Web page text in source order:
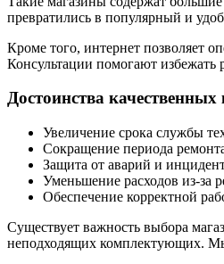
превратились в популярный и
Кроме того, интернет позволяет
Консультации помогают
Достоинства
Увеличение срока службы
Сокращение периода
Защита от аварий и
Уменьшение расходов из-за
Обеспечение корректной
Существует важность выбора
неподходящих комплектующих. Мы